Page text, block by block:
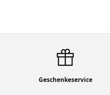
Geschenkeservice